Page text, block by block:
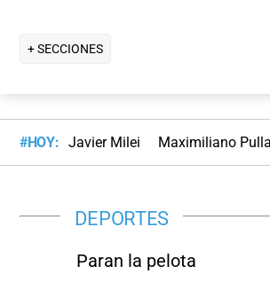
+ SECCIONES
#HOY: Javier Milei Maximiliano
DEPORTES
Paran la pelota